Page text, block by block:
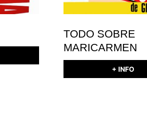
TODO SOBRE
MARICARMEN
+ INFO